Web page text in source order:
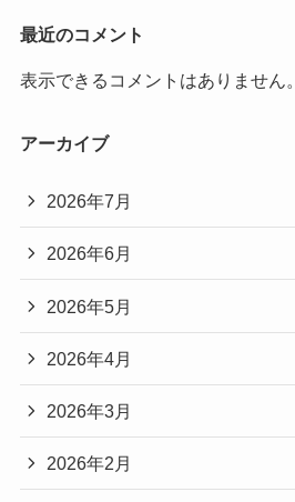
最近のコメント
表示できるコメントはありません。
アーカイブ
2026年7月
2026年6月
2026年5月
2026年4月
2026年3月
2026年2月